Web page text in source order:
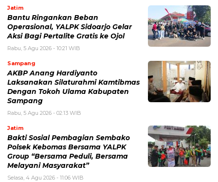
Jatim
Bantu Ringankan Beban
Operasional, YALPK Sidoarjo Gelar
Aksi Bagi Pertalite Gratis ke Ojol
Rabu, 5 Agu 2026 - 10:21 WIB
Sampang
AKBP Anang Hardiyanto
Laksanakan Silaturahmi Kamtibmas
Dengan Tokoh Ulama Kabupaten
Sampang
Rabu, 5 Agu 2026 - 02:13 WIB
Jatim
Bakti Sosial Pembagian Sembako
Polsek Kebomas Bersama YALPK
Group “Bersama Peduli, Bersama
Melayani Masyarakat”
Selasa, 4 Agu 2026 - 11:06 WIB